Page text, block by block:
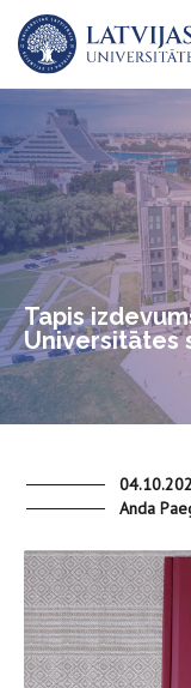
Tapis
Universitātes
Anda